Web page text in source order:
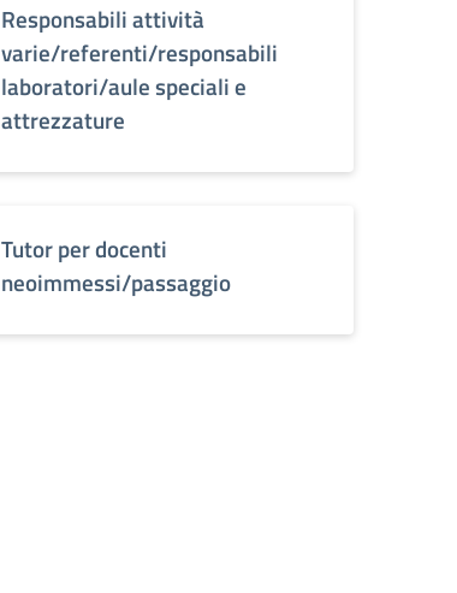
Responsabili attività
varie/referenti/responsabili
laboratori/aule speciali e
attrezzature
Tutor per docenti
neoimmessi/passaggio